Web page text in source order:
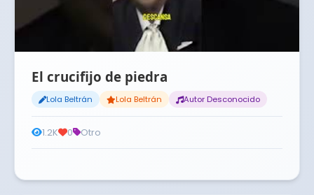
El crucifijo de piedra
Lola Beltrán Lola Beltrán Autor Desconocido
1.2K 0 Otro